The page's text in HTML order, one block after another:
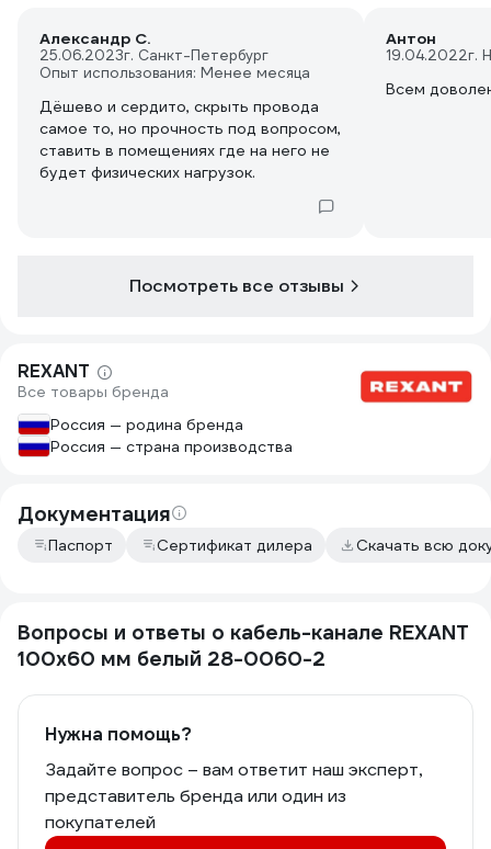
Александр С.
25.06.2023г. Санкт-Петербург
Опыт использования: Менее месяца
Дёшево и сердито, скрыть провода
самое то, но прочность под вопросом,
ставить в помещениях где на него не
будет физических нагрузок.
Антон
19.04.2022г.
Всем
Посмотреть все отзывы
REXANT
Все товары бренда
Россия — родина бренда
Россия — страна производства
Документация
Паспорт Сертификат дилера Скачать всю
Вопросы и ответы о кабель-канале REXANT
100x60 мм белый 28-0060-2
Нужна помощь?
Задайте вопрос – вам ответит наш эксперт,
представитель бренда или один из
покупателей